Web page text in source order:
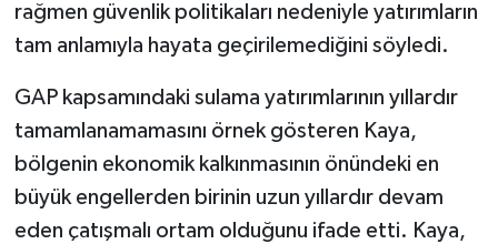
rağmen güvenlik politikaları nedeniyle yatırımların
tam anlamıyla hayata geçirilemediğini söyledi.
GAP kapsamındaki sulama yatırımlarının yıllardır
tamamlanamamasını örnek gösteren Kaya,
bölgenin ekonomik kalkınmasının önündeki en
büyük engellerden birinin uzun yıllardır devam
eden çatışmalı ortam olduğunu ifade etti. Kaya,